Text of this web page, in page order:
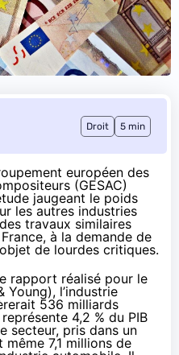
Droit 5 min
européen des
(GESAC)
jaugeant le poids
les autres industries
travaux similaires
à la demande de
de lourdes critiques.
rapport réalisé pour le
Young), l’industrie
536 milliards
4,2 % du PIB
secteur, pris dans un
7,1 millions de